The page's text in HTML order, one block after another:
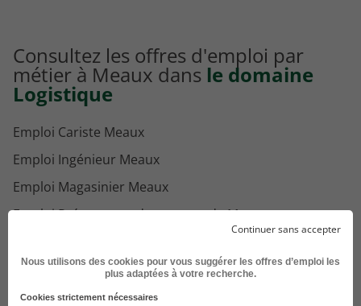
Consultez les offres d'emploi par
métier à Meaux dans le domaine
Logistique
Emploi Cariste Meaux
Emploi Ingénieur Meaux
Emploi Magasinier Meaux
Emploi Préparateur de commande Meaux
Emploi Responsable d'exploitation Meaux
Emploi Superviseur logistique Meaux
Continuer sans accepter
Nous utilisons des cookies pour vous suggérer les offres d’emploi les
plus adaptées à votre recherche.
Cookies strictement nécessaires